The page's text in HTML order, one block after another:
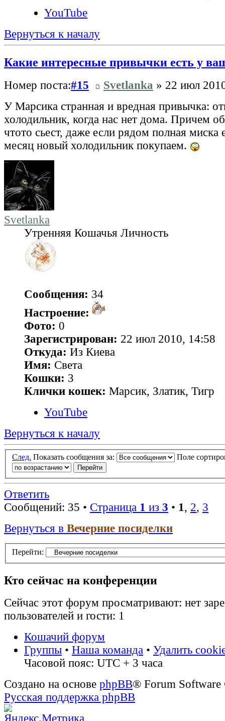
YouTube
Вернуться к началу
Какие интересные привычки есть у
Номер поста:#15 Svetlanka » 22 июл
У Марсика странная и вредная привычка:
холодильник, когда нас нет дома. Причем
чтото сьест, даже если рядом полная
месяц новый холодильник покупаем.
Svetlanka
Утренняя Кошачья Личность
Сообщения: 34
Настроение:
Фото: 0
Зарегистрирован: 22 июл 2010, 14:58
Откуда: Из Киева
Имя: Света
Кошки: 3
Клички кошек: Марсик, Златик, Тигр
YouTube
Вернуться к началу
След. Показать сообщения за: Поле
Ответить
Сообщений: 35 • Страница 1 из 3 • 1, 2, 3
Вернуться в Вечерние посиделки
Перейти:
Кто сейчас на конференции
Сейчас этот форум просматривают: нет
пользователей и гости: 1
Кошачий форум
Группы • Наша команда • Удалить
Часовой пояс: UTC + 3 часа
Создано на основе phpBB® Forum
Русская поддержка phpBB